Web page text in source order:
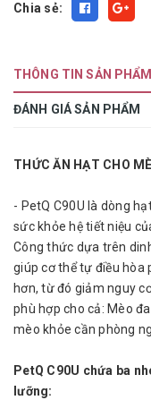
Chia sẻ:
THÔNG TIN SẢN PHẨM
ĐÁNH GIÁ SẢN PHẨM
THỨC ĂN HẠT CHO
- PetQ C90U là dòng
sức khỏe hệ tiết niệu
Công thức dựa trên
giúp cơ thể tự điều hòa
hơn, từ đó giảm nguy
phù hợp cho cả: Mèo
mèo khỏe cần phòng
PetQ C90U chứa ba
lưỡng: